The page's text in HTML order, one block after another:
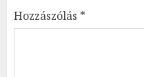
Hozzászólás *